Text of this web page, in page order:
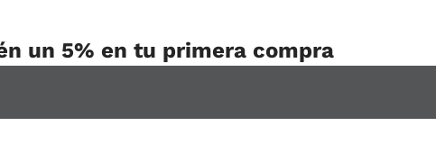
un 5% en tu primera compra